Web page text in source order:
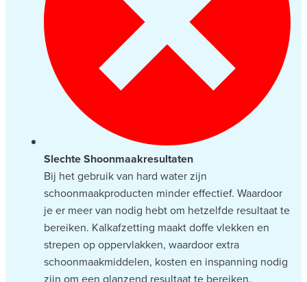
Slechte Shoonmaakresultaten
Bij het gebruik van hard water zijn
schoonmaakproducten minder effectief. Waardoor
je er meer van nodig hebt om hetzelfde resultaat te
bereiken. Kalkafzetting maakt doffe vlekken en
strepen op oppervlakken, waardoor extra
schoonmaakmiddelen, kosten en inspanning nodig
zijn om een glanzend resultaat te bereiken.